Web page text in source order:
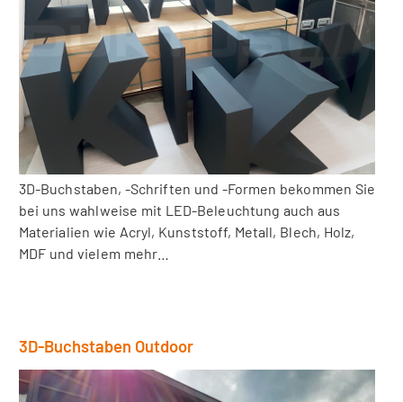
3D-Buchstaben, -Schriften und -Formen bekommen Sie
bei uns wahlweise mit LED-Beleuchtung auch aus
Materialien wie Acryl, Kunststoff, Metall, Blech, Holz,
MDF und vielem mehr…
3D-Buchstaben Outdoor